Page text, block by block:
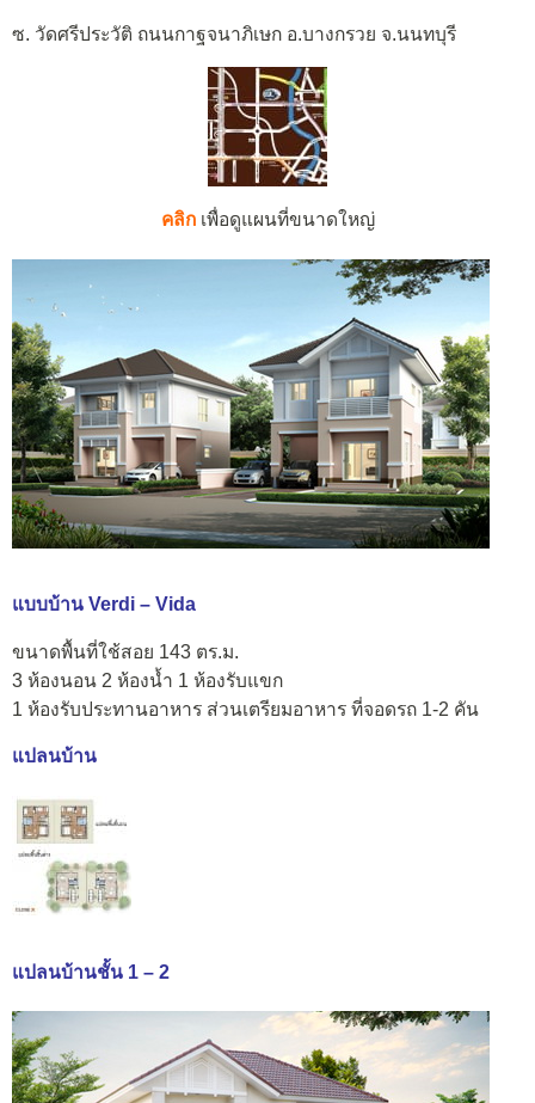
ซ. วัดศรีประวัติ ถนนกาฐจนาภิเษก อ.บางกรวย จ.นนทบุรี
คลิกเพื่อดูแผนที่ขนาดใหญ่
แบบบ้าน Verdi – Vida
ขนาดพื้นที่ใช้สอย 143 ตร.ม.
3 ห้องนอน 2 ห้องน้ำ 1 ห้องรับแขก
1 ห้องรับประทานอาหาร ส่วนเตรียมอาหาร ที่จอดรถ 1-2 คัน
แปลนบ้าน
แปลนบ้านชั้น 1 – 2